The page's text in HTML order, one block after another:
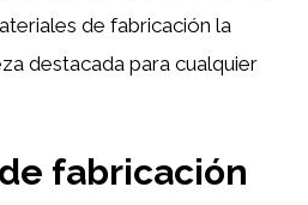
de fabricación la
destacada para cualquier
fabricación